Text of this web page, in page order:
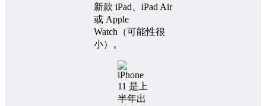
新款 iPad、iPad Air
或 Apple
Watch（可能性很
小）。